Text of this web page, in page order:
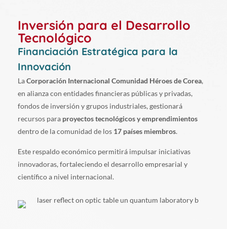
Inversión para el Desarrollo
Tecnológico
Financiación Estratégica para la
Innovación
LaCorporación Internacional Comunidad Héroes de Corea,
en alianza con entidades financieras públicas y privadas,
fondos de inversión y grupos industriales, gestionará
recursos para proyectos tecnológicos y emprendimientos
dentro de la comunidad de los 17 países miembros.
Este respaldo económico permitirá impulsar iniciativas
innovadoras, fortaleciendo el desarrollo empresarial y
científico a nivel internacional.